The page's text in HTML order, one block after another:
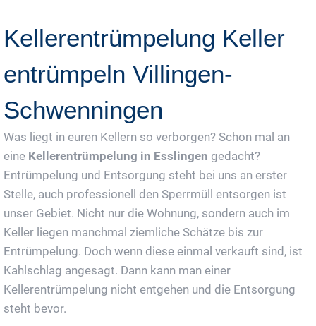
Kellerentrümpelung Keller
entrümpeln Villingen-
Schwenningen
Was liegt in euren Kellern so verborgen? Schon mal an
eine Kellerentrümpelung in Esslingen gedacht?
Entrümpelung und Entsorgung steht bei uns an erster
Stelle, auch professionell den Sperrmüll entsorgen ist
unser Gebiet. Nicht nur die Wohnung, sondern auch im
Keller liegen manchmal ziemliche Schätze bis zur
Entrümpelung. Doch wenn diese einmal verkauft sind, ist
Kahlschlag angesagt. Dann kann man einer
Kellerentrümpelung nicht entgehen und die Entsorgung
steht bevor.